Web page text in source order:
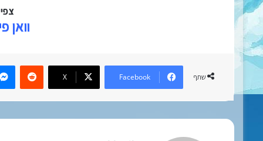
וואן
שתף Facebook
X